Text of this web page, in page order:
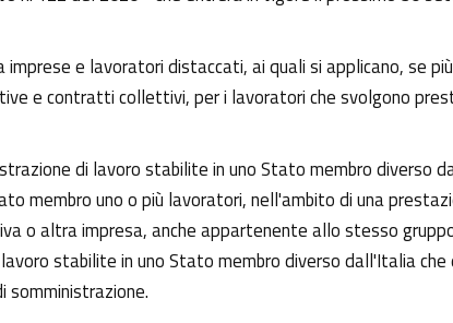
e lavoratori distaccati, ai quali si applicano, se
e contratti collettivi, per i lavoratori che svolgono
di lavoro stabilite in uno Stato membro diverso
membro uno o più lavoratori, nell'ambito di una
o altra impresa, anche appartenente allo stesso
stabilite in uno Stato membro diverso dall'Italia
somministrazione.